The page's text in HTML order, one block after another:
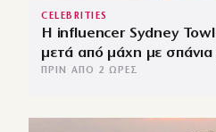
CELEBRITIES
Η influencer Sydney
μετά από μάχη με
ΠΡΙΝ ΑΠΌ 2 ΏΡΕΣ